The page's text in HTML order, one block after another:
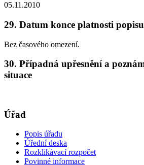
05.11.2010
29. Datum konce platnosti popisu
Bez časového omezení.
30. Případná upřesnění a
situace
Úřad
Popis úřadu
Úřední deska
Rozklikávací rozpočet
Povinné informace